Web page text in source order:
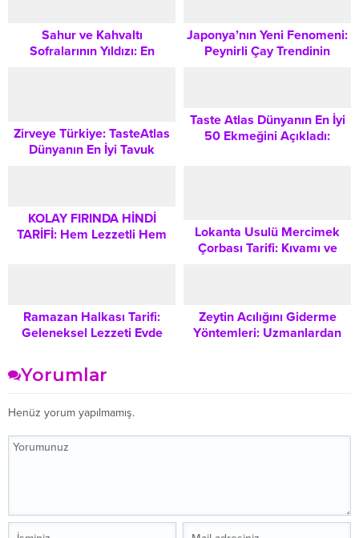
Sahur ve Kahvaltı
Sofralarının Yıldızı: En
Japonya’nın Yeni Fenomeni:
Peynirli Çay Trendinin
Zirveye Türkiye: TasteAtlas
Dünyanın En İyi Tavuk
Taste Atlas Dünyanın En İyi
50 Ekmeğini Açıkladı:
KOLAY FIRINDA HİNDİ
TARİFİ: Hem Lezzetli Hem
Lokanta Usulü Mercimek
Çorbası Tarifi: Kıvamı ve
Ramazan Halkası Tarifi:
Geleneksel Lezzeti Evde
Sırları
Zeytin Acılığını Giderme
Yöntemleri: Uzmanlardan
Yorumlar
Henüz yorum yapılmamış.